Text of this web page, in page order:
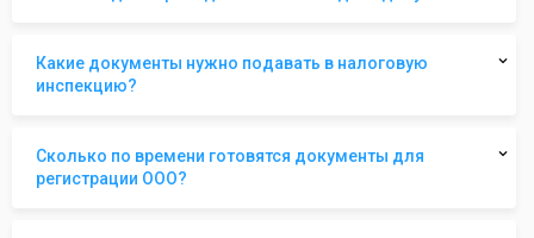
Какие документы нужно подавать в налоговую
инспекцию?
Сколько по времени готовятся документы для
регистрации ООО?